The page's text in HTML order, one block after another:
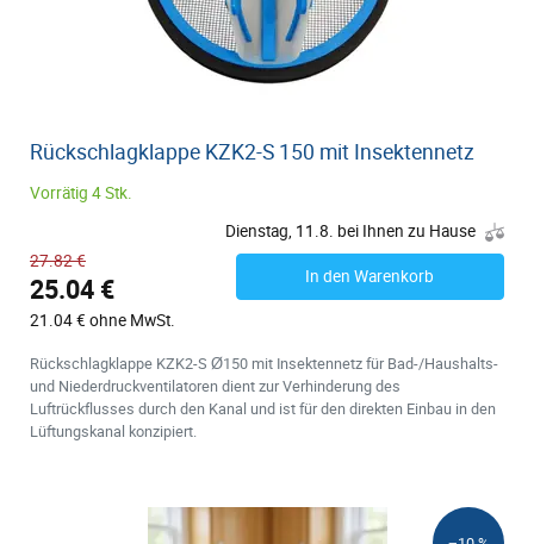
Rückschlagklappe KZK2-S 150 mit Insektennetz
Vorrätig 4 Stk.
Dienstag, 11.8. bei Ihnen zu Hause
27.82 €
25.04 €
21.04 € ohne MwSt.
In den Warenkorb
Rückschlagklappe KZK2-S Ø150 mit Insektennetz für Bad-/Haushalts-
und Niederdruckventilatoren dient zur Verhinderung des
Luftrückflusses durch den Kanal und ist für den direkten Einbau in den
Lüftungskanal konzipiert.